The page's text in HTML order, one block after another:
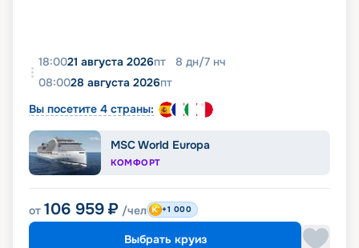
18:0021 августа 2026пт 8 дн/7 нч
08:0028 августа 2026пт
Вы посетите 4 страны:
MSC World Europa
КОМФОРТ
от 106 959 ₽ /чел +1 000
Выбрать круиз